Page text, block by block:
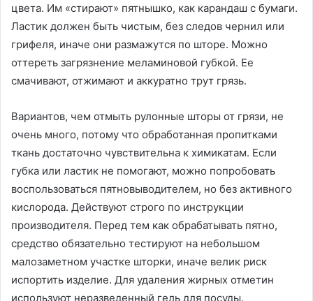
цвета. Им «стирают» пятнышко, как карандаш с бумаги.
Ластик должен быть чистым, без следов чернил или
грифеля, иначе они размажутся по шторе. Можно
оттереть загрязнение меламиновой губкой. Ее
смачивают, отжимают и аккуратно трут грязь.
Вариантов, чем отмыть рулонные шторы от грязи, не
очень много, потому что обработанная пропитками
ткань достаточно чувствительна к химикатам. Если
губка или ластик не помогают, можно попробовать
воспользоваться пятновыводителем, но без активного
кислорода. Действуют строго по инструкции
производителя. Перед тем как обрабатывать пятно,
средство обязательно тестируют на небольшом
малозаметном участке шторки, иначе велик риск
испортить изделие. Для удаления жирных отметин
используют неразведенный гель для посуды.